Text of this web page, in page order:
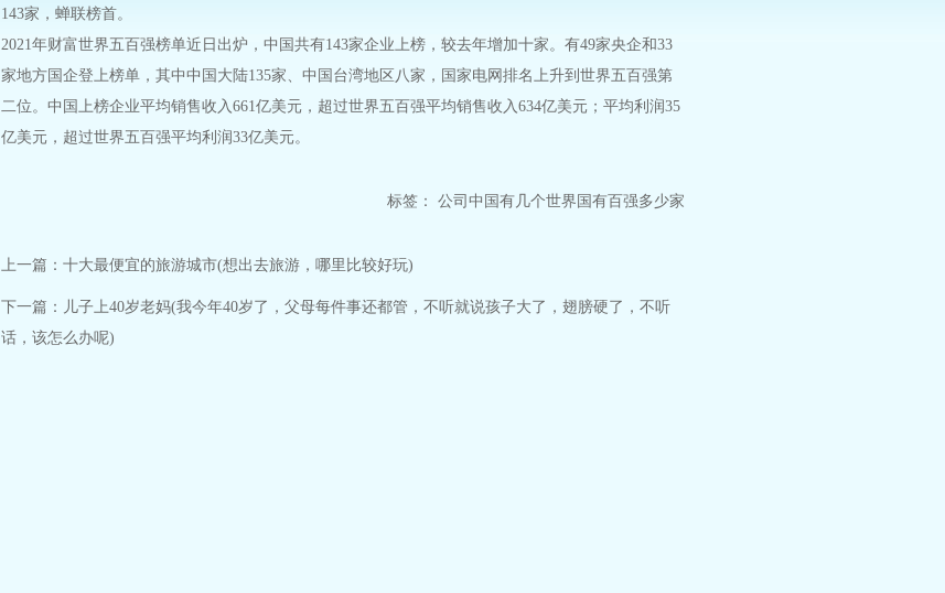
143家，蝉联榜首。
2021年财富世界五百强榜单近日出炉，中国共有143家企业上榜，较去年增加十家。有49家央企和33
家地方国企登上榜单，其中中国大陆135家、中国台湾地区八家，国家电网排名上升到世界五百强第
二位。中国上榜企业平均销售收入661亿美元，超过世界五百强平均销售收入634亿美元；平均利润35
亿美元，超过世界五百强平均利润33亿美元。
标签： 公司 中国 有几个世界 国有百强多少家
上一篇： 十大最便宜的旅游城市(想出去旅游，哪里比较好玩)
下一篇： 儿子上40岁老妈(我今年40岁了，父母每件事还都管，不听就说孩子大了，翅膀硬了，不听
话，该怎么办呢)